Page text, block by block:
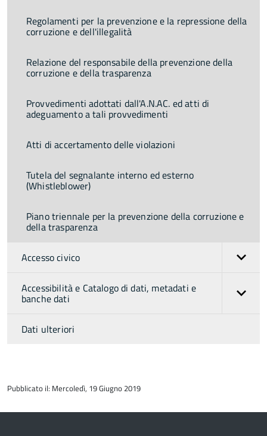
Regolamenti per la prevenzione e la repressione della
corruzione e dell'illegalità
Relazione del responsabile della prevenzione della
corruzione e della trasparenza
Provvedimenti adottati dall'A.N.AC. ed atti di
adeguamento a tali provvedimenti
Atti di accertamento delle violazioni
Tutela del segnalante interno ed esterno
(Whistleblower)
Piano triennale per la prevenzione della corruzione e
della trasparenza
Accesso civico
Accessibilità e Catalogo di dati, metadati e
banche dati
Dati ulteriori
del
Pubblicato il: Mercoledì, 19 Giugno 2019